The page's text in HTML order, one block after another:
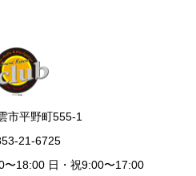
市平野町555-1
21-6725
18:00 日・祝9:00〜17:00